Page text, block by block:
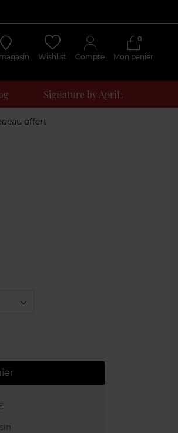
Wishlist Compte Mon panier
0
Signature by ApriL
offert